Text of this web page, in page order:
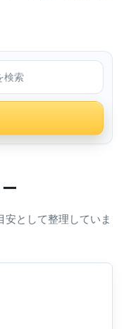
安として整理していま